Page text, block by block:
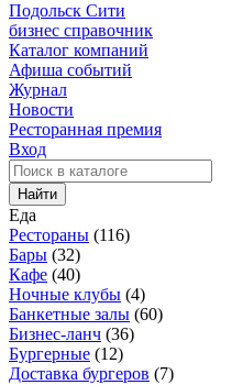
Подольск Сити
бизнес справочник
Каталог компаний
Афиша событий
Журнал
Новости
Ресторанная премия
Вход
Найти
Еда
Рестораны (116)
Бары (32)
Кафе (40)
Ночные клубы (4)
Банкетные залы (60)
Бизнес-ланч (36)
Бургерные (12)
Доставка бургеров (7)